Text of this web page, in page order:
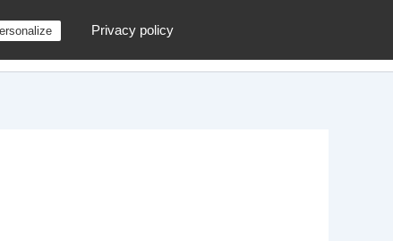
Contactez moi ! Archives
Privacy policy